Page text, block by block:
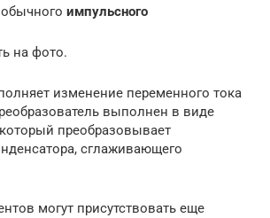
импульсного
на фото.
изменение переменного тока
выполнен в виде
преобразовывает
сглаживающего
могут присутствовать еще